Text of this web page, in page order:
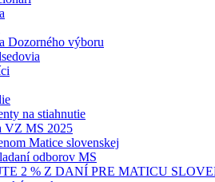
Dozorného výboru
na stiahnutie
VZ MS 2025
Matice slovenskej
odborov MS
2 % Z DANÍ PRE MATICU